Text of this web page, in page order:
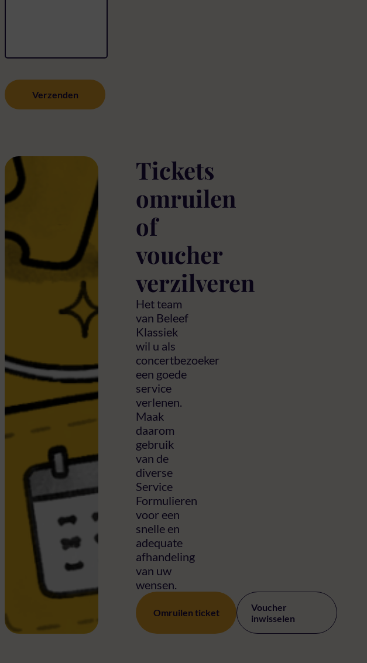
Tickets
omruilen
of
voucher
verzilveren
Het team
van Beleef
Klassiek
wil u als
concertbezoeker
een goede
service
verlenen.
Maak
daarom
gebruik
van de
diverse
Service
Formulieren
voor een
snelle en
adequate
afhandeling
van uw
wensen.
Omruilen ticket
Voucher
inwisselen